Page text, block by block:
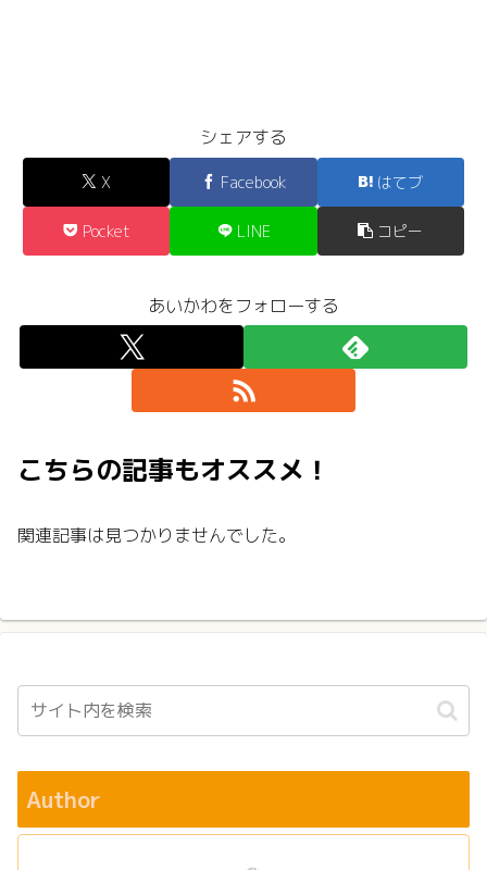
シェアする
X Facebook はてブ
Pocket LINE コピー
あいかわをフォローする
こちらの記事もオススメ！
関連記事は見つかりませんでした。
Author